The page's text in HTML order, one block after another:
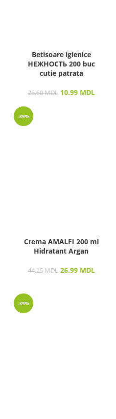
Betisoare igienice
НЕЖНОСТЬ 200 buc
cutie patrata
25.60MDL 10.99 MDL
-39%
Crema AMALFI 200 ml
Hidratant Argan
44.25MDL 26.99 MDL
-39%